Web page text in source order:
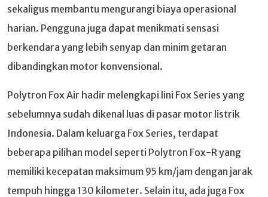
sekaligus membantu mengurangi biaya operasional
harian. Pengguna juga dapat menikmati sensasi
berkendara yang lebih senyap dan minim getaran
dibandingkan motor konvensional.
Polytron Fox Air hadir melengkapi lini Fox Series yang
sebelumnya sudah dikenal luas di pasar motor listrik
Indonesia. Dalam keluarga Fox Series, terdapat
beberapa pilihan model seperti Polytron Fox-R yang
memiliki kecepatan maksimum 95 km/jam dengan jarak
tempuh hingga 130 kilometer. Selain itu, ada juga Fox